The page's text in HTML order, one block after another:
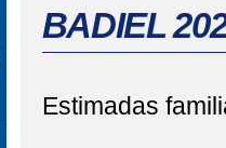
PRIMARIA). SEXTO DE
PROGRAMA # TÚ
BADIEL
Estimadas